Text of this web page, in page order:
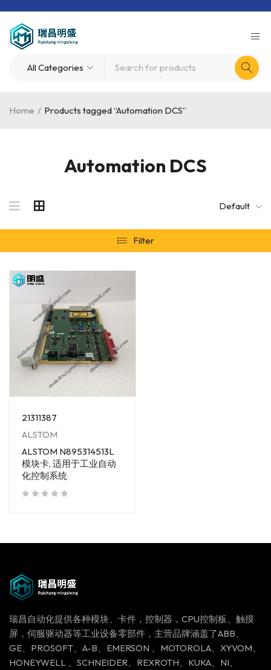
Automation DCS
Home / Products tagged “Automation DCS”
Default
Filter
21311387
ALSTOM
ALSTOM N895314513L
模块卡, 适用于工业自动
化控制系统
瑞昌自动化提供各种模块、卡件，控制器，CPU控制板、触摸
屏，伺服驱动器等工业设备零部件，主营品牌涵盖了ABB、
GE、PROSOFT、A-B、EMERSON 、MOTOROLA、XYVOM、
HONEYWELL 、SCHNEIDER、REXROTH、KUKA、NI、